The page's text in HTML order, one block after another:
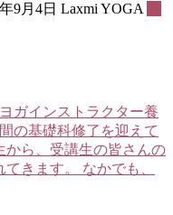
9月4日 Laxmi YOGA
ガインストラクター養
の基礎科修了を迎えて
から、受講生の皆さんの
きます。 なかでも、